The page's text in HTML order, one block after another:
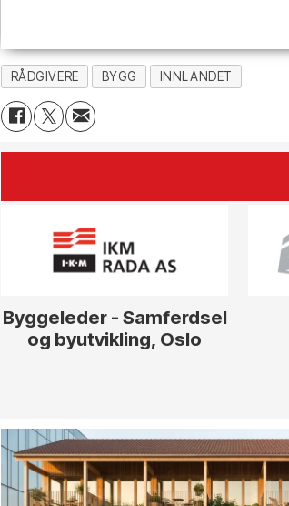
RÅDGIVERE BYGG INNLANDET
Byggeleder - Samferdsel
og byutvikling, Oslo